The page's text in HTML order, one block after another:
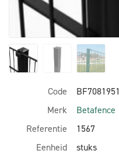
Code
BF7081951
Merk
Betafence
Referentie
1567
Eenheid
stuks